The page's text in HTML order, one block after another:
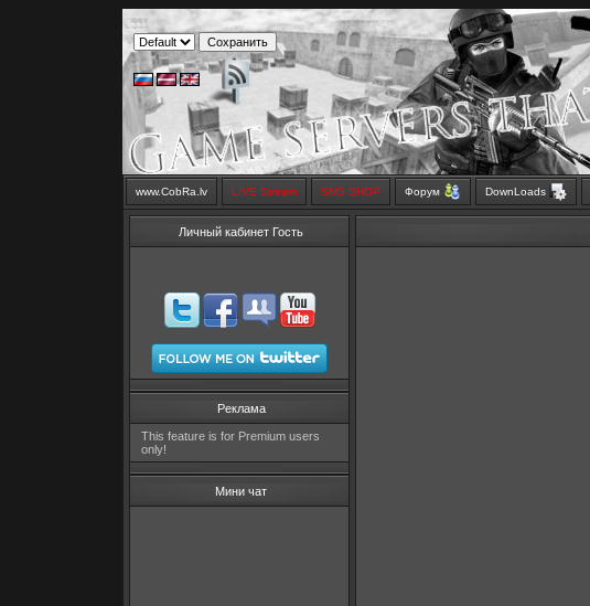
www.CobRa.lv LIVE Stream SMS SHOP Форум DownLoads
Личный кабинет Гость
Реклама
This feature is for Premium users
only!
Мини чат